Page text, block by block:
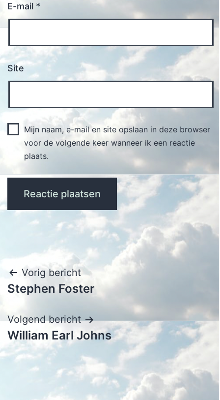
E-mail *
Site
Mijn naam, e-mail en site opslaan in deze browser
voor de volgende keer wanneer ik een reactie
plaats.
Bericht
navigatie
Vorig bericht
Stephen Foster
Volgend bericht
William Earl Johns